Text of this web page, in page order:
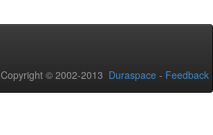
Copyright © 2002-2013 Duraspace - Feedback